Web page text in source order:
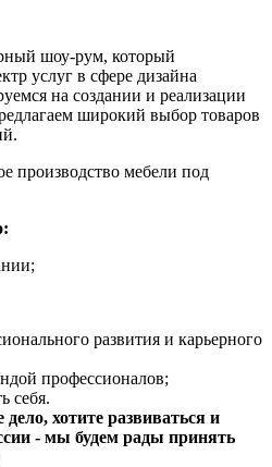
шоу-рум, который
услуг в сфере дизайна
на создании и реализации
широкий выбор товаров
производство мебели под
развития и карьерного
профессионалов;
себя.
хотите развиваться и
- мы будем рады принять